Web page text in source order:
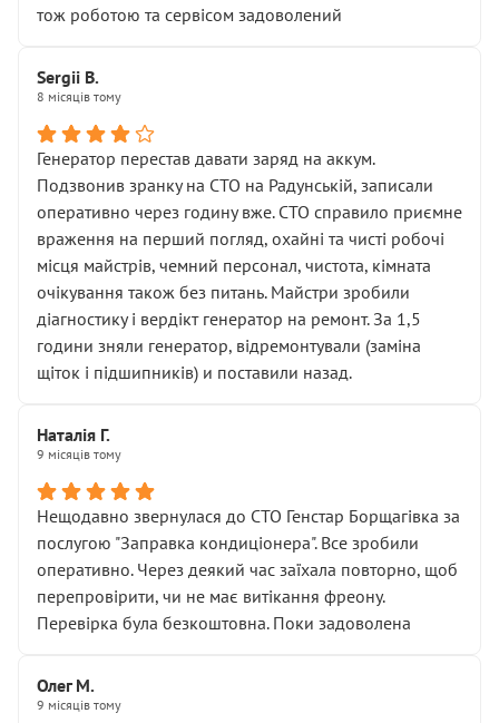
тож роботою та сервісом задоволений
Sergii B.
8 місяців тому
Генератор перестав давати заряд на аккум.
Подзвонив зранку на СТО на Радунській, записали
оперативно через годину вже. СТО справило приємне
враження на перший погляд, охайні та чисті робочі
місця майстрів, чемний персонал, чистота, кімната
очікування також без питань. Майстри зробили
діагностику і вердікт генератор на ремонт. За 1,5
години зняли генератор, відремонтували (заміна
щіток і підшипників) и поставили назад.
Наталія Г.
9 місяців тому
Нещодавно звернулася до СТО Генстар Борщагівка за
послугою "Заправка кондиціонера". Все зробили
оперативно. Через деякий час заїхала повторно, щоб
перепровірити, чи не має витікання фреону.
Перевірка була безкоштовна. Поки задоволена
Олег М.
9 місяців тому